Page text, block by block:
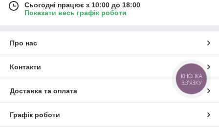
Сьогодні працює з 10:00 до 18:00
Показати весь графік роботи
Про нас
Контакти
Доставка та оплата
Графік роботи
КНОПКА
ЗВ'ЯЗКУ